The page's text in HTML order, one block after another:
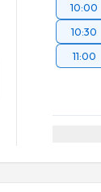
10:00
10:30
11:00